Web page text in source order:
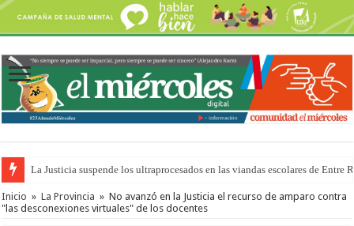
La Justicia suspende los ultraprocesados en las viandas escolares de Entre
Inicio » La Provincia » No avanzó en la Justicia el recurso de amparo contra
"las desconexiones virtuales" de los docentes